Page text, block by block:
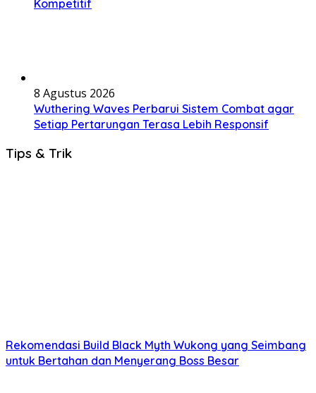
Kompetitif
8 Agustus 2026
Wuthering Waves Perbarui Sistem Combat agar
Setiap Pertarungan Terasa Lebih Responsif
Tips & Trik
Rekomendasi Build Black Myth Wukong yang Seimbang
untuk Bertahan dan Menyerang Boss Besar